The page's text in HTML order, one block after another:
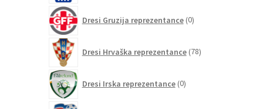
Dresi Gruzija reprezentance 0izdelkov
Dresi Hrvaška reprezentance 78izdelkov
Dresi Irska reprezentance 0izdelkov